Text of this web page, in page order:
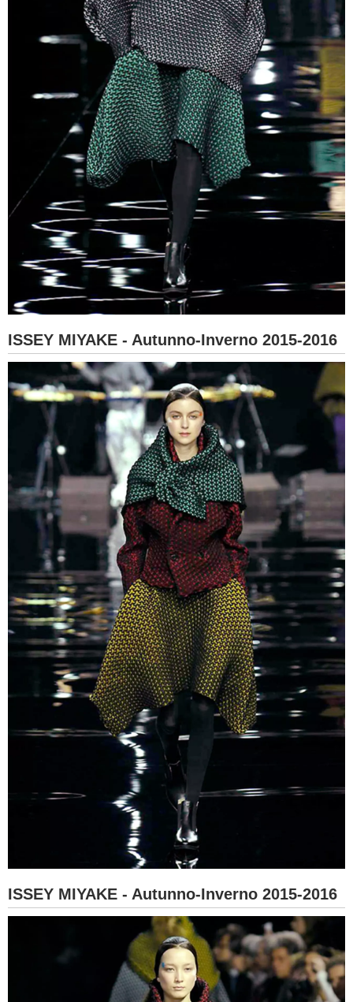
ISSEY MIYAKE - Autunno-Inverno 2015-2016
ISSEY MIYAKE - Autunno-Inverno 2015-2016